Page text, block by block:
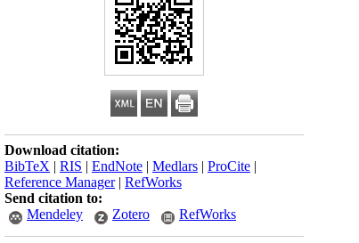
Download citation:
BibTeX | RIS | EndNote | Medlars | ProCite |
Reference Manager| RefWorks
Send citation to:
Mendeley
Zotero RefWorks